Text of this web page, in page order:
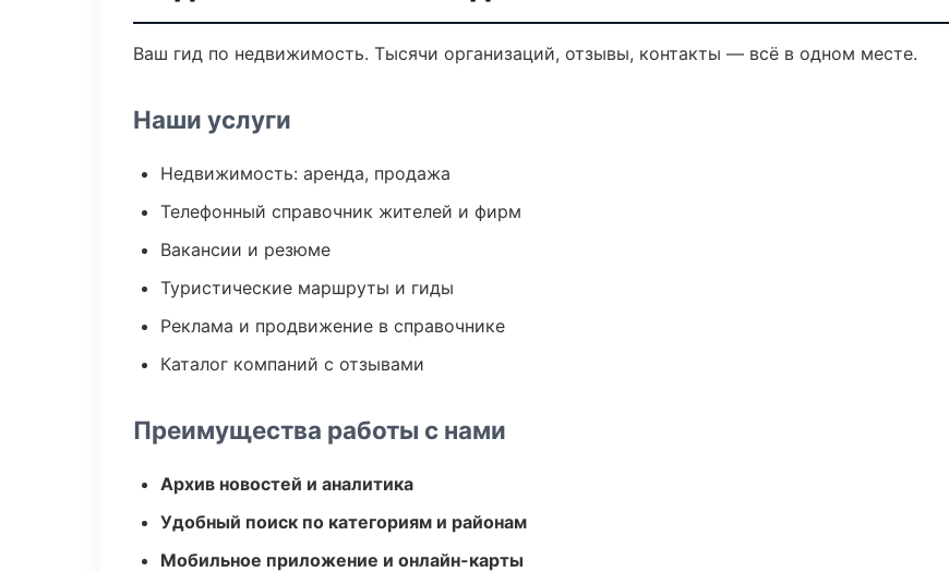
Ваш гид по недвижимость. Тысячи организаций, отзывы, контакты — всё в одном месте.
Наши услуги
Недвижимость: аренда, продажа
Телефонный справочник жителей и фирм
Вакансии и резюме
Туристические маршруты и гиды
Реклама и продвижение в справочнике
Каталог компаний с отзывами
Преимущества работы с нами
Архив новостей и аналитика
Удобный поиск по категориям и районам
Мобильное приложение и онлайн-карты